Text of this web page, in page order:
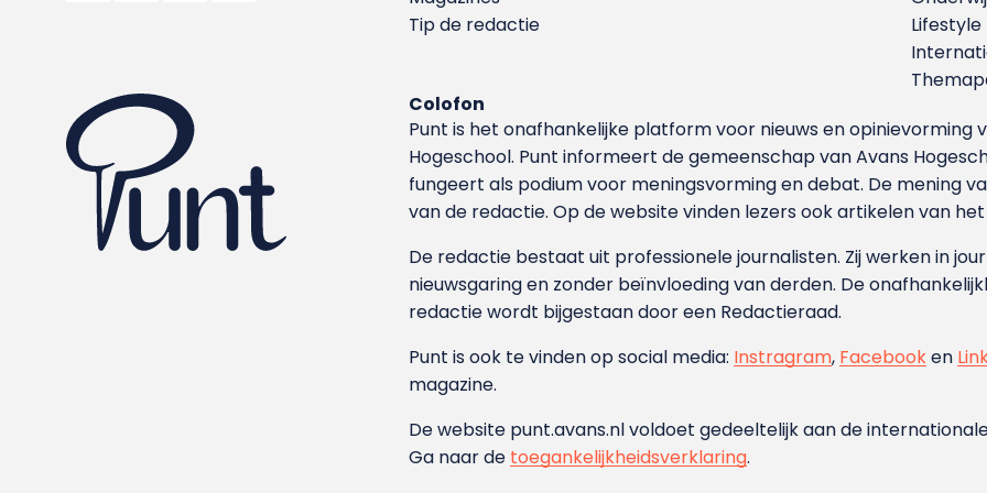
Tip de redactie
Lifestyle
Colofon
Punt is het onafhankelijke platform voor nieuws en
Hoge­school. Punt informeert de gemeenschap van Avans
fungeert als podium voor meningsvorming en debat. De mening
van de redactie. Op de website vinden lezers ook artikelen van
De redactie bestaat uit professionele journalisten. Zij werken in
nieuwsgaring en zonder beïnvloeding van derden. De
redactie wordt bijgestaan door een Redactieraad.
Punt is ook te vinden op social media: Instragram, Facebooken
magazine.
De website punt.avans.nl voldoet gedeeltelijk aan de
Ga naar de toegankelijkheidsverklaring.